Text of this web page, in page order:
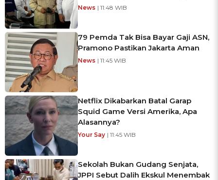
News | 11:48 WIB
79 Pemda Tak Bisa Bayar Gaji ASN,
Pramono Pastikan Jakarta Aman
News | 11:45 WIB
Netflix Dikabarkan Batal Garap
Squid Game Versi Amerika, Apa
Alasannya?
Your Say | 11:45 WIB
Sekolah Bukan Gudang Senjata,
JPPI Sebut Dalih Ekskul Menembak